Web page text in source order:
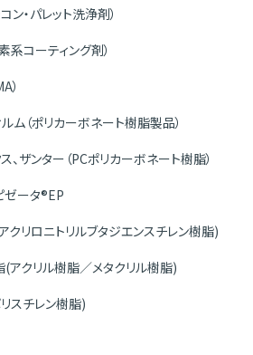
ン・パレット洗浄剤）
系コーティング剤）
）
ム（ポリカーボネート樹脂製品）
、ザンター（PCポリカーボネート樹脂）
ゼータ®EP
リロニトリルブタジエンスチレン樹脂)
クリル樹脂／メタクリル樹脂)
スチレン樹脂)